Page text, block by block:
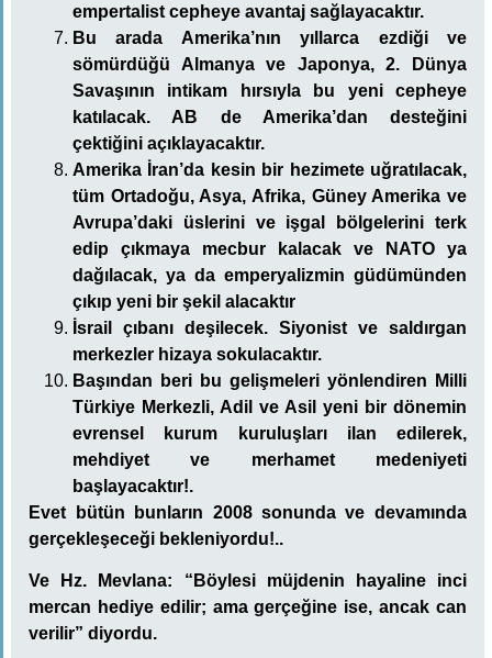
empertalist cepheye avantaj sağlayacaktır.
Bu arada Amerika’nın yıllarca ezdiği ve
sömürdüğü Almanya ve Japonya, 2. Dünya
Savaşının intikam hırsıyla bu yeni cepheye
katılacak. AB de Amerika’dan desteğini
çektiğini açıklayacaktır.
Amerika İran’da kesin bir hezimete uğratılacak,
tüm Ortadoğu, Asya, Afrika, Güney Amerika ve
Avrupa’daki üslerini ve işgal bölgelerini terk
edip çıkmaya mecbur kalacak ve NATO ya
dağılacak, ya da emperyalizmin güdümünden
çıkıp yeni bir şekil alacaktır
İsrail çıbanı deşilecek. Siyonist ve saldırgan
merkezler hizaya sokulacaktır.
Başından beri bu gelişmeleri yönlendiren Milli
Türkiye Merkezli, Adil ve Asil yeni bir dönemin
evrensel kurum kuruluşları ilan edilerek,
mehdiyet ve merhamet medeniyeti
başlayacaktır!.
Evet bütün bunların 2008 sonunda ve devamında
gerçekleşeceği bekleniyordu!..
Ve Hz. Mevlana: “Böylesi müjdenin hayaline inci
mercan hediye edilir; ama gerçeğine ise, ancak can
verilir” diyordu.